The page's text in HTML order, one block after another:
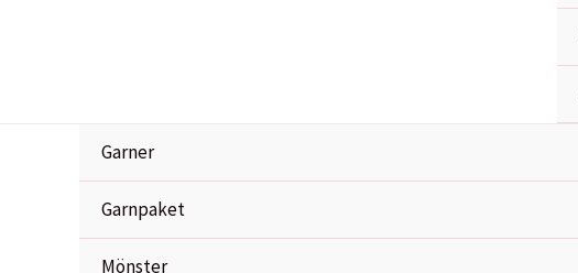
Garner
Garnpaket
Mönster